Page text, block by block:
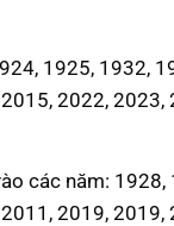
1925, 1932,
2022, 2023,
các năm:
2019, 2019,